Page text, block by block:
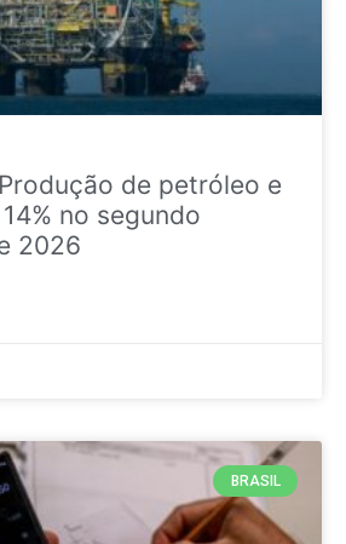
de petróleo e
no segundo
2026
BRASIL